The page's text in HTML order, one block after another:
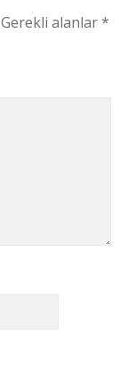
Gerekli alanlar*